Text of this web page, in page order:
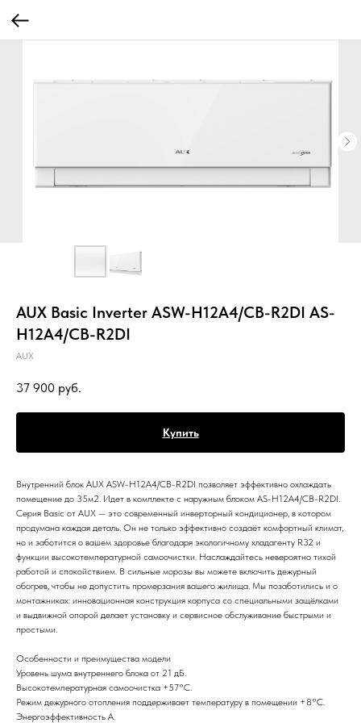
AUX Basic Inverter ASW-H12A4/CB-R2DI AS-
H12A4/CB-R2DI
AUX
37 900 руб.
Купить
Внутренний блок AUX ASW-H12A4/CB-R2DI позволяет эффективно охлаждать
помещение до 35м2. Идет в комплекте с наружным блоком AS-H12A4/CB-R2DI.
Серия Basic от AUX — это современный инверторный кондиционер, в котором
продумана каждая деталь. Он не только эффективно создаёт комфортный климат,
но и заботится о вашем здоровье благодаря экологичному хладагенту R32 и
функции высокотемпературной самоочистки. Наслаждайтесь невероятно тихой
работой и спокойствием. В сильные морозы вы можете включить дежурный
обогрев, чтобы не допустить промерзания вашего жилища. Мы позаботились и о
монтажниках: инновационная конструкция корпуса со специальными защёлками
и выдвижной опорой делает установку и сервисное обслуживание быстрыми и
простыми.
Особенности и преимущества модели
Уровень шума внутреннего блока от 21 дБ.
Высокотемпературная самоочистка +57°С.
Режим дежурного отопления поддерживает температуру в помещении +8°С.
Энергоэффективность A.